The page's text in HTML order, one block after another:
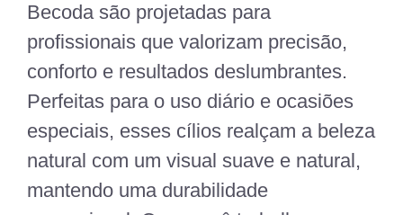
Becoda são projetadas para
profissionais que valorizam precisão,
conforto e resultados deslumbrantes.
Perfeitas para o uso diário e ocasiões
especiais, esses cílios realçam a beleza
natural com um visual suave e natural,
mantendo uma durabilidade